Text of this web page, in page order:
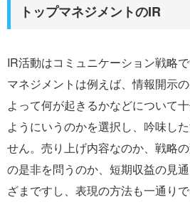
トップマネジメントのIR
IR活動はコミュニケーション戦略
マネジメントは例えば、情報開示
よって何が起きるかなどについて
ようにいうのかを選択し、吟味し
せん。売り上げ内容なのか、戦略
の是非を問うのか、短期収益の見
ざまですし、表現の方法も一通りで